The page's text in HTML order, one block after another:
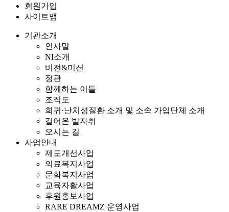
회원가입
사이트맵
기관소개
인사말
NI소개
비전&미션
정관
함께하는 이들
조직도
희귀·난치성질환 소개 및 소속 가입단체 소개
걸어온 발자취
오시는 길
사업안내
제도개선사업
의료복지사업
문화복지사업
교육자활사업
후원홍보사업
RARE DREAMZ 운영사업